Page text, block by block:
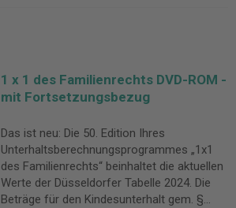
1 x 1 des Familienrechts DVD-ROM -
mit Fortsetzungsbezug
Das ist neu: Die 50. Edition Ihres
Unterhaltsberechnungsprogrammes „1x1
des Familienrechts“ beinhaltet die aktuellen
Werte der Düsseldorfer Tabelle 2024. Die
Beträge für den Kindesunterhalt gem. §